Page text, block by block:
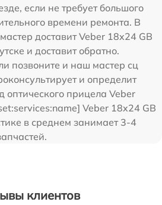
если не требует большого
времени ремонта. В
доставит Veber 18x24 GB
и доставит обратно.
позвоните и наш мастер сц
и определит
оптического прицела Veber
Veber 18x24 GB
в среднем занимает 3-4
клиентов